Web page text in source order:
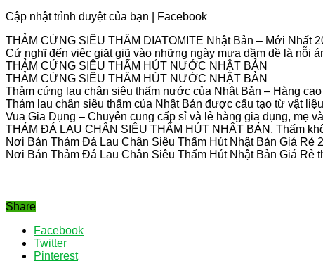
Cập nhật trình duyệt của bạn | Facebook
THẢM CỨNG SIÊU THẤM DIATOMITE Nhật Bản – Mới Nhất
Cứ nghĩ đến việc giặt giũ vào những ngày mưa dầm dề là nỗi
THẢM CỨNG SIÊU THẤM HÚT NƯỚC NHẬT BẢN
THẢM CỨNG SIÊU THẤM HÚT NƯỚC NHẬT BẢN
Thảm cứng lau chân siêu thấm nước của Nhật Bản – Hàng
Thảm lau chân siêu thấm của Nhật Bản được cấu tạo từ vật
Vua Gia Dụng – Chuyên cung cấp sỉ và lẻ hàng gia dụng, mẹ
THẢM ĐÁ LAU CHÂN SIÊU THẤM HÚT NHẬT BẢN, Thấm
Nơi Bán Thảm Đá Lau Chân Siêu Thấm Hút Nhật Bản Giá Rẻ
Nơi Bán Thảm Đá Lau Chân Siêu Thấm Hút Nhật Bản Giá
Share
Facebook
Twitter
Pinterest